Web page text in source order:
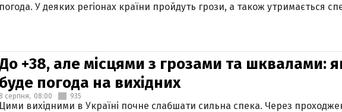
погода. У деяких регіонах країни пройдуть грози, а також утримається
+38, але місцями з грозами та шквалами:
буде погода на вихідних
8 серпня, 08:00 935
Цими вихідними в Україні почне слабшати сильна спека. Через